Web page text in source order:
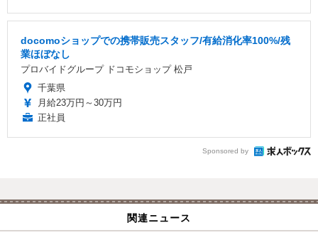
docomoショップでの携帯販売スタッフ/有給消化率100%/残
業ほぼなし
プロバイドグループ ドコモショップ 松戸
千葉県
月給23万円～30万円
正社員
Sponsored by
関連ニュース